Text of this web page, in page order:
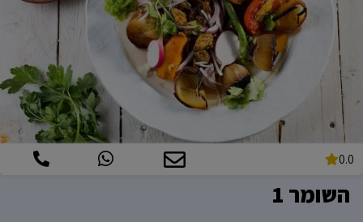
0.0
השומר 1